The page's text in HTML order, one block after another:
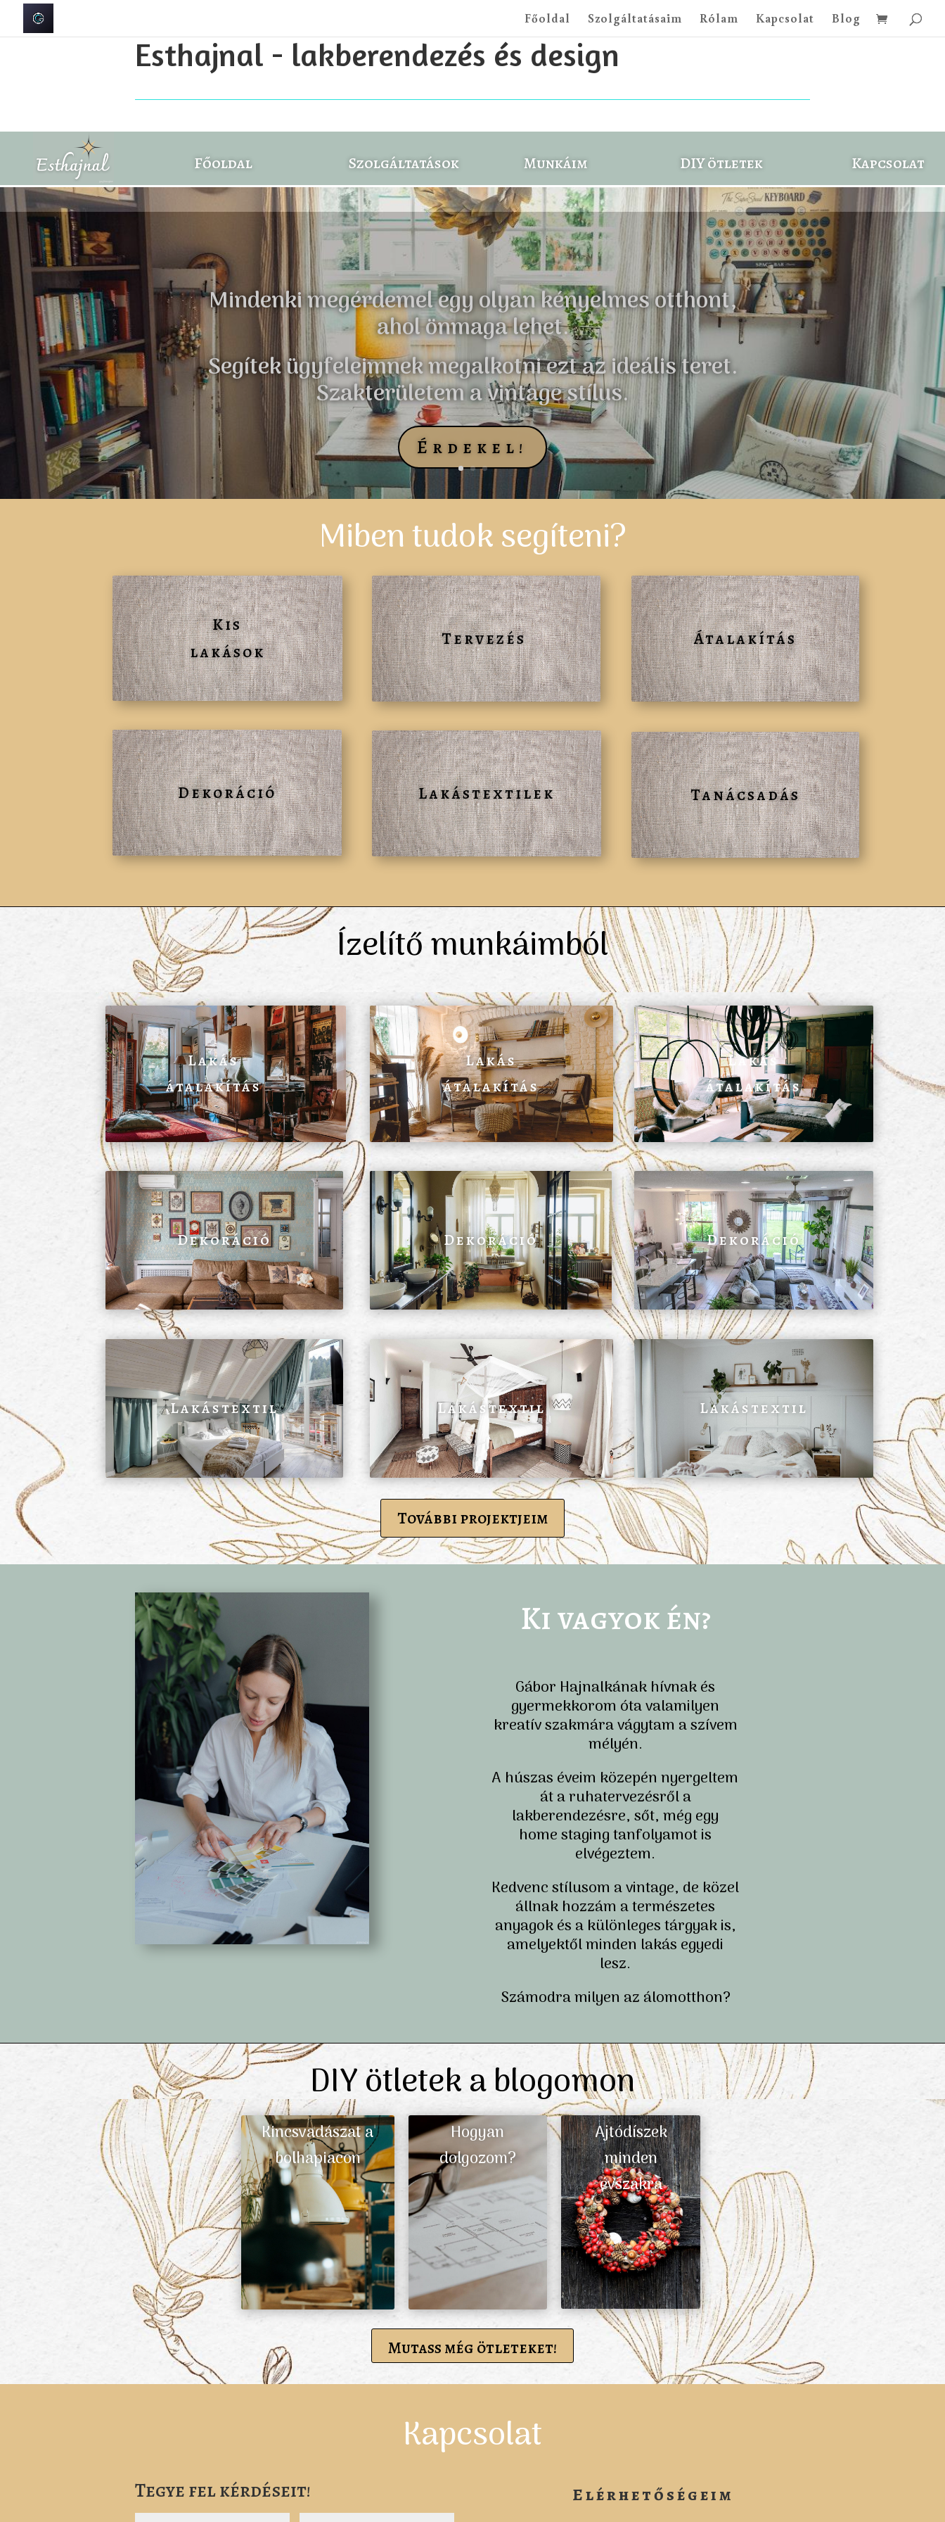
Főoldal Szolgáltatásaim Rólam Kapcsolat Blog
Esthajnal - lakberendezés és design
Főoldal Szolgáltatások Munkáim DIY ötletek Kapcsolat
Mindenki megérdemel egy olyan kényelmes otthont,
ahol önmaga lehet.
Segítek ügyfeleimnek megalkotni ezt az ideális teret.
Szakterületem a vintage stílus.
Érdekel!
Miben tudok segíteni?
Kis
lakások
Dekoráció
Tervezés
Lakástextilek
Átalakítás
Tanácsadás
Ízelítő munkáimból
Lakás
átalakítás
Dekoráció
Lakástextil
Lakás
átalakítás
Dekoráció
Lakástextil
Lakás
átalakítás
Dekoráció
Lakástextil
További projektjeim
Ki vagyok én?
Gábor Hajnalkának hívnak és
gyermekkorom óta valamilyen
kreatív szakmára vágytam a szívem
mélyén.
A húszas éveim közepén nyergeltem
át a ruhatervezésről a
lakberendezésre, sőt, még egy
home staging tanfolyamot is
elvégeztem.
Kedvenc stílusom a vintage, de közel
állnak hozzám a természetes
anyagok és a különleges tárgyak is,
amelyektől minden lakás egyedi
lesz.
Számodra milyen az álomotthon?
DIY ötletek a blogomon
Kincsvadászat a
bolhapiacon
Hogyan
dolgozom?
Ajtódíszek
minden
évszakra
Mutass még ötleteket!
Kapcsolat
Tegye fel kérdéseit! Elérhetőségeim